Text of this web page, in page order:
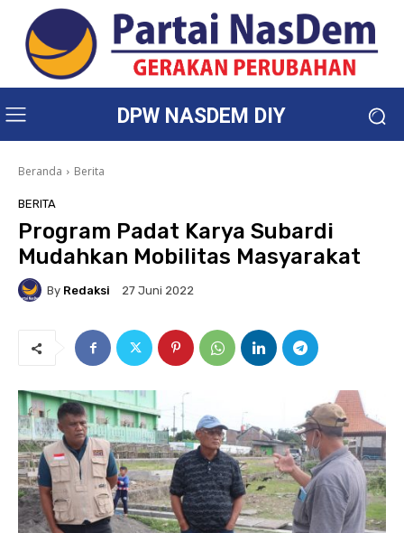
DPW NASDEM DIY
Beranda Berita
BERITA
Program Padat Karya Subardi
Mudahkan Mobilitas Masyarakat
By Redaksi 27 Juni 2022